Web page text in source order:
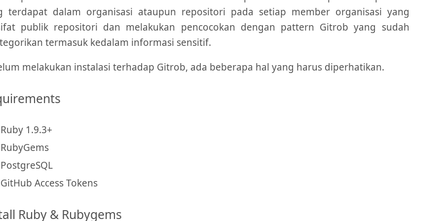
terdapat dalam organisasi ataupun repositori pada setiap member organisasi yang
publik repositori dan melakukan pencocokan dengan pattern Gitrob yang sudah
termasuk kedalam informasi sensitif.
melakukan instalasi terhadap Gitrob, ada beberapa hal yang harus diperhatikan.
Ruby 1.9.3+
RubyGems
PostgreSQL
GitHub Access Tokens
Ruby & Rubygems